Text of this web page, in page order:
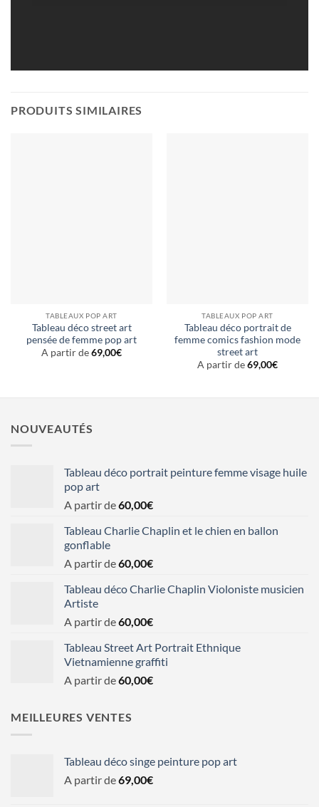
PRODUITS SIMILAIRES
TABLEAUX POP ART
Tableau déco street art
pensée de femme pop art
A partir de69,00€
TABLEAUX POP ART
Tableau déco portrait de
femme comics fashion mode
street art
A partir de69,00€
NOUVEAUTÉS
Tableau déco portrait peinture femme visage huile
pop art
A partir de60,00€
Tableau Charlie Chaplin et le chien en ballon
gonflable
A partir de60,00€
Tableau déco Charlie Chaplin Violoniste musicien
Artiste
A partir de60,00€
Tableau Street Art Portrait Ethnique
Vietnamienne graffiti
A partir de60,00€
MEILLEURES VENTES
Tableau déco singe peinture pop art
A partir de69,00€